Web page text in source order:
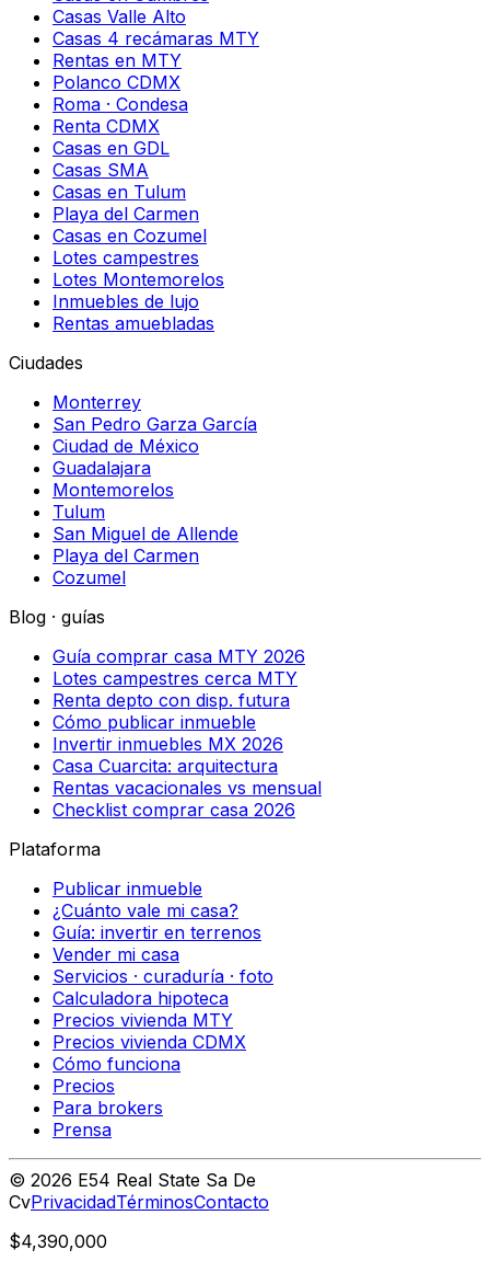
Casas Valle Alto
Casas 4 recámaras MTY
Rentas en MTY
Polanco CDMX
Roma · Condesa
Renta CDMX
Casas en GDL
Casas SMA
Casas en Tulum
Playa del Carmen
Casas en Cozumel
Lotes campestres
Lotes Montemorelos
Inmuebles de lujo
Rentas amuebladas
Ciudades
Monterrey
San Pedro Garza García
Ciudad de México
Guadalajara
Montemorelos
Tulum
San Miguel de Allende
Playa del Carmen
Cozumel
Blog · guías
Guía comprar casa MTY 2026
Lotes campestres cerca MTY
Renta depto con disp. futura
Cómo publicar inmueble
Invertir inmuebles MX 2026
Casa Cuarcita: arquitectura
Rentas vacacionales vs mensual
Checklist comprar casa 2026
Plataforma
Publicar inmueble
¿Cuánto vale mi casa?
Guía: invertir en terrenos
Vender mi casa
Servicios · curaduría · foto
Calculadora hipoteca
Precios vivienda MTY
Precios vivienda CDMX
Cómo funciona
Precios
Para brokers
Prensa
© 2026 E54 Real State Sa De
CvPrivacidadTérminosContacto
$4,390,000